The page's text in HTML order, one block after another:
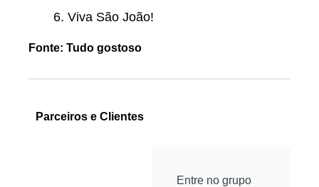
Viva São João!
Fonte: Tudo gostoso
Parceiros e Clientes
Entre no grupo